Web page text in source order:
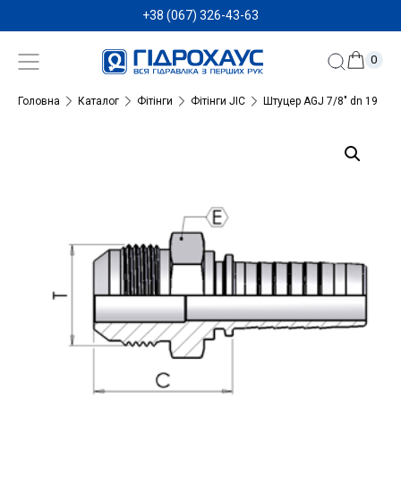
+38 (067) 326-43-63
0
Головна Каталог Фітінги Фітінги JIC Штуцер AGJ 7/8″ dn 19